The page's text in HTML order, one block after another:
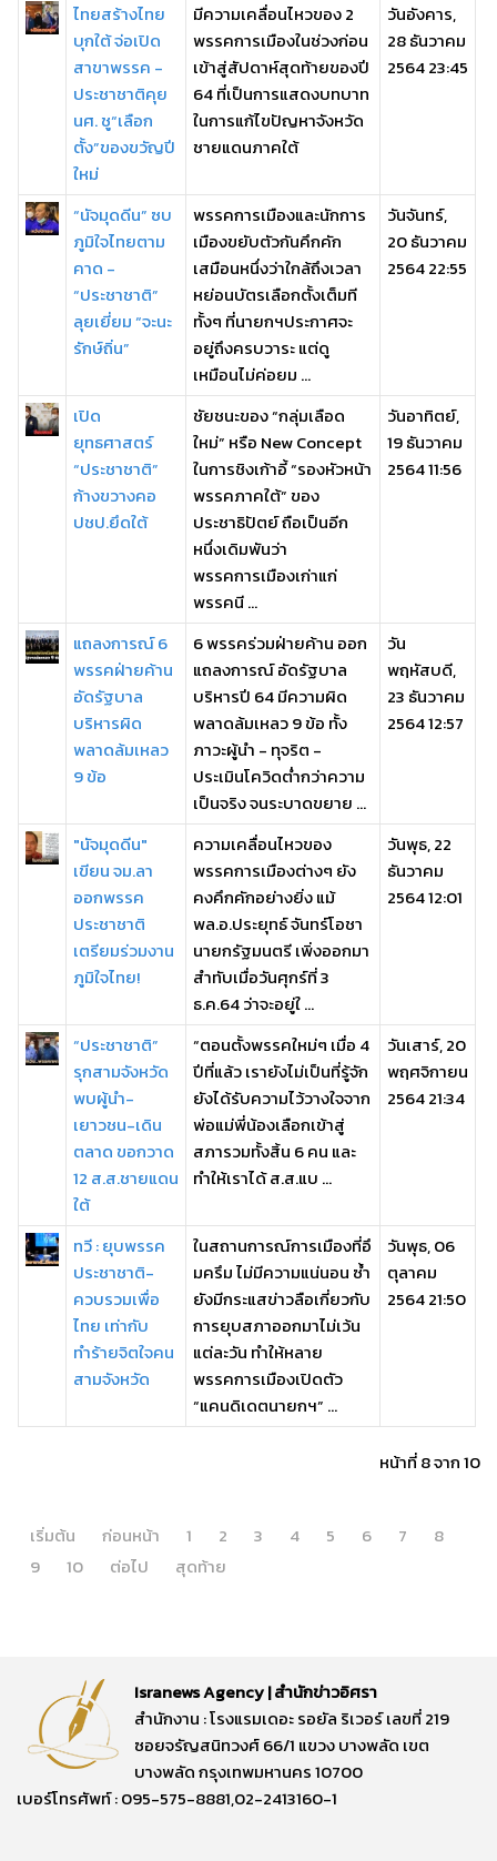
ไทยสร้างไทย
บุกใต้ จ่อเปิด
สาขาพรรค -
ประชาชาติคุย
นศ. ชู“เลือก
ตั้ง”ของขวัญปี
ใหม่
มีความเคลื่อนไหวของ 2
พรรคการเมืองในช่วงก่อน
เข้าสู่สัปดาห์สุดท้ายของปี
64 ที่เป็นการแสดงบทบาท
ในการแก้ไขปัญหาจังหวัด
ชายแดนภาคใต้
วันอังคาร,
28 ธันวาคม
2564 23:45
“นัจมุดดีน” ซบ
ภูมิใจไทยตาม
คาด -
“ประชาชาติ”
ลุยเยี่ยม “จะนะ
รักษ์ถิ่น”
พรรคการเมืองและนักการ
เมืองขยับตัวกันคึกคัก
เสมือนหนึ่งว่าใกล้ถึงเวลา
หย่อนบัตรเลือกตั้งเต็มที
ทั้งๆ ที่นายกฯประกาศจะ
อยู่ถึงครบวาระ แต่ดู
เหมือนไม่ค่อยม ...
วันจันทร์,
20 ธันวาคม
2564 22:55
เปิด
ยุทธศาสตร์
“ประชาชาติ”
ก้างขวางคอ
ปชป.ยึดใต้
ชัยชนะของ “กลุ่มเลือด
ใหม่” หรือ New Concept
ในการชิงเก้าอี้ “รองหัวหน้า
พรรคภาคใต้” ของ
ประชาธิปัตย์ ถือเป็นอีก
หนึ่งเดิมพันว่า
พรรคการเมืองเก่าแก่
พรรคนี ...
วันอาทิตย์,
19 ธันวาคม
2564 11:56
แถลงการณ์ 6
พรรคฝ่ายค้าน
อัดรัฐบาล
บริหารผิด
พลาดล้มเหลว
9 ข้อ
6 พรรคร่วมฝ่ายค้าน ออก
แถลงการณ์ อัดรัฐบาล
บริหารปี 64 มีความผิด
พลาดล้มเหลว 9 ข้อ ทั้ง
ภาวะผู้นำ - ทุจริต -
ประเมินโควิดต่ำกว่าความ
เป็นจริง จนระบาดขยาย ...
วัน
พฤหัสบดี,
23 ธันวาคม
2564 12:57
"นัจมุดดีน"
เขียน จม.ลา
ออกพรรค
ประชาชาติ
เตรียมร่วมงาน
ภูมิใจไทย!
ความเคลื่อนไหวของ
พรรคการเมืองต่างๆ ยัง
คงคึกคักอย่างยิ่ง แม้
พล.อ.ประยุทธ์ จันทร์โอชา
นายกรัฐมนตรี เพิ่งออกมา
สำทับเมื่อวันศุกร์ที่ 3
ธ.ค.64 ว่าจะอยู่ใ ...
วันพุธ, 22
ธันวาคม
2564 12:01
“ประชาชาติ”
รุกสามจังหวัด
พบผู้นำ-
เยาวชน-เดิน
ตลาด ขอกวาด
12 ส.ส.ชายแดน
ใต้
“ตอนตั้งพรรคใหม่ๆ เมื่อ 4
ปีที่แล้ว เรายังไม่เป็นที่รู้จัก
ยังได้รับความไว้วางใจจาก
พ่อแม่พี่น้องเลือกเข้าสู่
สภารวมทั้งสิ้น 6 คน และ
ทำให้เราได้ ส.ส.แบ ...
วันเสาร์, 20
พฤศจิกายน
2564 21:34
ทวี : ยุบพรรค
ประชาชาติ-
ควบรวมเพื่อ
ไทย เท่ากับ
ทำร้ายจิตใจคน
สามจังหวัด
ในสถานการณ์การเมืองที่อึ
มครึม ไม่มีความแน่นอน ซ้ำ
ยังมีกระแสข่าวลือเกี่ยวกับ
การยุบสภาออกมาไม่เว้น
แต่ละวัน ทำให้หลาย
พรรคการเมืองเปิดตัว
“แคนดิเดตนายกฯ” ...
วันพุธ, 06
ตุลาคม
2564 21:50
หน้าที่ 8 จาก 10
เริ่มต้น ก่อนหน้า 1 2 3 4 5 6 7
8
9
10 ต่อไป สุดท้าย
Isranews Agency | สำนักข่าวอิศรา
สำนักงาน : โรงแรมเดอะ รอยัล ริเวอร์ เลขที่ 219
ซอยจรัญสนิทวงศ์ 66/1 แขวง บางพลัด เขต
บางพลัด กรุงเทพมหานคร 10700
เบอร์โทรศัพท์ : 095-575-8881,02-2413160-1